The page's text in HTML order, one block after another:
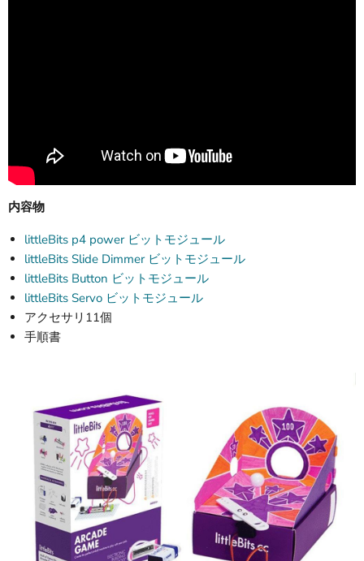
内容物
littleBits p4 power ビットモジュール
littleBits Slide Dimmer ビットモジュール
littleBits Button ビットモジュール
littleBits Servo ビットモジュール
アクセサリ11個
手順書